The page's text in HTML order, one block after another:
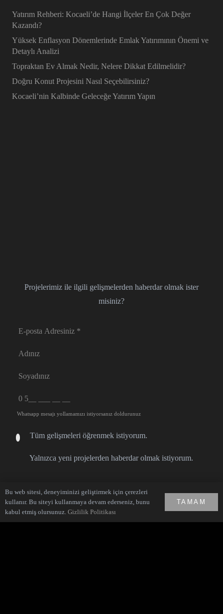
Yatırım Rehberi: Kocaeli’de Hangi İlçeler En Çok Değer
Kazandı?
Yüksek Enflasyon Dönemlerinde Emlak Yatırımının Önemi ve
Detaylı Analizi
Topraktan Ev Almak Nedir, Nelere Dikkat Edilmelidir?
Doğru Konut Projesini Nasıl Seçebilirsiniz?
Kocaeli’nin Kalbinde Geleceğe Yatırım Yapın
Projelerimiz ile ilgili gelişmelerden haberdar olmak ister
misiniz?
Whatsapp mesajı yollamamızı istiyorsanız doldurunuz
Tüm gelişmeleri öğrenmek istiyorum.
Yalnızca yeni projelerden haberdar olmak istiyorum.
Bu web sitesi, deneyiminizi geliştirmek için çerezleri
kullanır. Bu siteyi kullanmaya devam ederseniz, bunu
kabul etmiş olursunuz. Gizlilik Politikası
TAMAM